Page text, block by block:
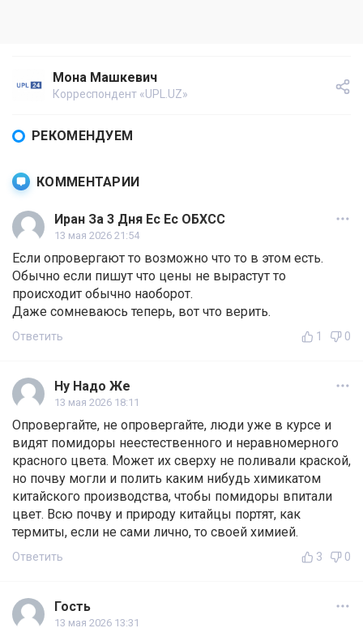
Мона Машкевич
Корреспондент «UPL.UZ»
РЕКОМЕНДУЕМ
КОММЕНТАРИИ
Иран За 3 Дня Ес Ес ОБХСС
13 мая 2026 21:54
Если опровергают то возможно что то в этом есть.
Обычно если пишут что цены не вырастут то
происходит обычно наоборот.
Даже сомневаюсь теперь, вот что верить.
Ответить 1 0
Ну Надо Же
13 мая 2026 18:11
Опровергайте, не опровергайте, люди уже в курсе и
видят помидоры неестественного и неравномерного
красного цвета. Может их сверху не поливали краской,
но почву могли и полить каким нибудь химикатом
китайского производства, чтобы помидоры впитали
цвет. Всю почву и природу китайцы портят, как
термиты, если не сами лично, то своей химией.
Ответить 3 0
Гость
13 мая 2026 13:31